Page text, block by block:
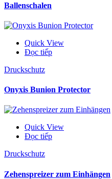
Ballenschalen
Quick View
Đọc tiếp
Druckschutz
Onyxis Bunion Protector
Quick View
Đọc tiếp
Druckschutz
Zehenspreizer zum Einhängen